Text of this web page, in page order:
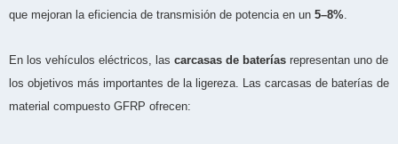
que mejoran la eficiencia de transmisión de potencia en un 5–8%.
En los vehículos eléctricos, las carcasas de baterías representan uno de
los objetivos más importantes de la ligereza. Las carcasas de baterías de
material compuesto GFRP ofrecen: